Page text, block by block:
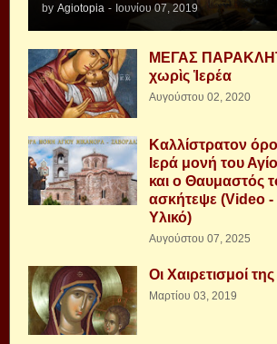
by Agiotopia - Ιουνίου 07, 2019
ΜΕΓΑΣ
χωρὶς Ἱερέα
Αυγούστου 02, 2020
Καλλίστρατον
Ιερά μονή του
και ο Θαυμαστός
ασκήτεψε (Video
Υλικό)
Αυγούστου 07, 2025
Οι Χαιρετισμοί
Μαρτίου 03, 2019